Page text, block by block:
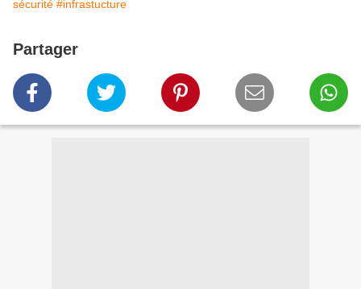
sécurité #infrastucture
Partager